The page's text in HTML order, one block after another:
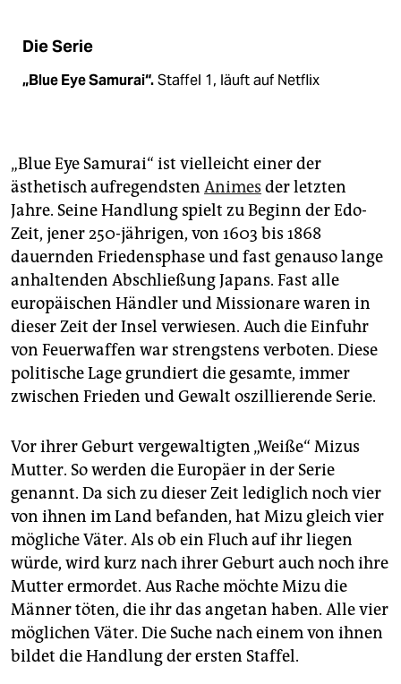
Die Serie
„Blue Eye Samurai“.Staffel 1, läuft auf Netflix
„Blue Eye Samurai“ ist vielleicht einer der
ästhetisch aufregendsten Animes der letzten
Jahre. Seine Handlung spielt zu Beginn der Edo-
Zeit, jener 250-jährigen, von 1603 bis 1868
dauernden Friedensphase und fast genauso lange
anhaltenden Abschließung Japans. Fast alle
europäischen Händler und Missionare waren in
dieser Zeit der Insel verwiesen. Auch die Einfuhr
von Feuerwaffen war strengstens verboten. Diese
politische Lage grundiert die gesamte, immer
zwischen Frieden und Gewalt oszillierende Serie.
Vor ihrer Geburt vergewaltigten „Weiße“ Mizus
Mutter. So werden die Europäer in der Serie
genannt. Da sich zu dieser Zeit lediglich noch vier
von ihnen im Land befanden, hat Mizu gleich vier
mögliche Väter. Als ob ein Fluch auf ihr liegen
würde, wird kurz nach ihrer Geburt auch noch ihre
Mutter ermordet. Aus Rache möchte Mizu die
Männer töten, die ihr das angetan haben. Alle vier
möglichen Väter. Die Suche nach einem von ihnen
bildet die Handlung der ersten Staffel.